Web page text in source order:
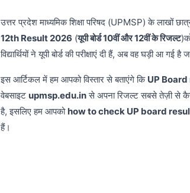
उत्तर प्रदेश माध्यमिक शिक्षा परिषद (UPMSP) के लाखों
12th Result 2026 (यूपी बोर्ड 10वीं और 12वीं के रिजल्ट
विद्यार्थियों ने यूपी बोर्ड की परीक्षाएं दी हैं, अब वह घड़ी आ
इस आर्टिकल में हम आपको विस्तार से बताएंगे कि UP
वेबसाइट upmsp.edu.inसे अपना रिजल्ट सबसे तेज़ी से
है, इसलिए हम आपको how to check UP board
हैं।